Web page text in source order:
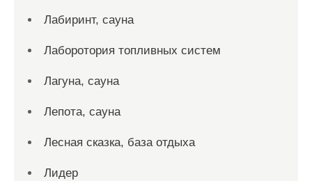
Лабиринт, сауна
Лаборотория топливных систем
Лагуна, сауна
Лепота, сауна
Лесная сказка, база отдыха
Лидер